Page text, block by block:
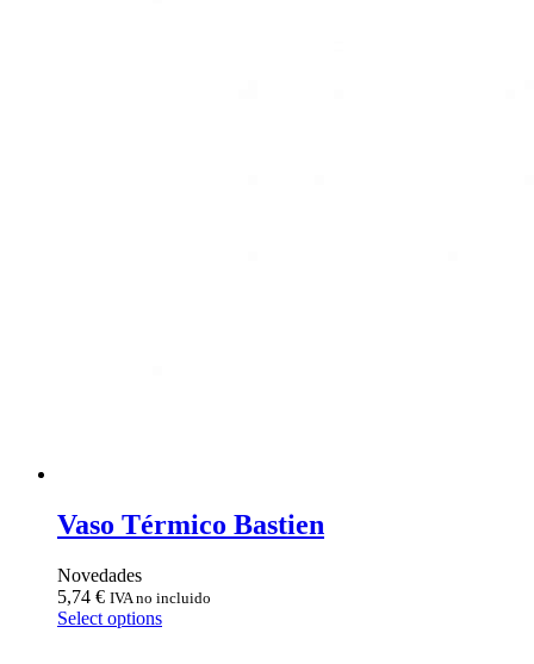
Vaso Térmico Bastien
Novedades
5,74 € IVA no incluido
Select options